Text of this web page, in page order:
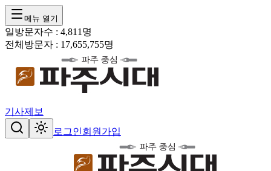
메뉴 열기
일방문자수 : 4,811 명
전체방문자 : 17,655,755명
기사제보
로그인회원가입